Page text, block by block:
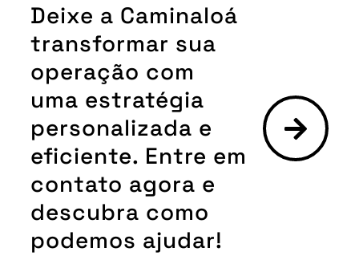
Deixe a Caminaloá
transformar sua
operação com
uma estratégia
personalizada e
eficiente. Entre em
contato agora e
descubra como
podemos ajudar!